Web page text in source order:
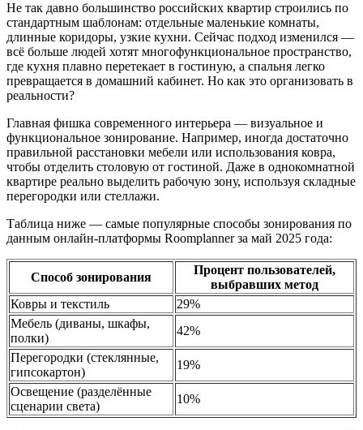
Не так давно большинство российских квартир строились по
стандартным шаблонам: отдельные маленькие комнаты,
длинные коридоры, узкие кухни. Сейчас подход изменился —
всё больше людей хотят многофункциональное пространство,
где кухня плавно перетекает в гостиную, а спальня легко
превращается в домашний кабинет. Но как это организовать в
реальности?
Главная фишка современного интерьера — визуальное и
функциональное зонирование. Например, иногда достаточно
правильной расстановки мебели или использования ковра,
чтобы отделить столовую от гостиной. Даже в однокомнатной
квартире реально выделить рабочую зону, используя складные
перегородки или стеллажи.
Таблица ниже — самые популярные способы зонирования по
данным онлайн-платформы Roomplanner за май 2025 года:
Способ зонирования
Процент пользователей,
выбравших метод
Ковры и текстиль
29%
Мебель (диваны, шкафы,
полки)
42%
Перегородки (стеклянные,
гипсокартон)
19%
Освещение (разделённые
сценарии света)
10%